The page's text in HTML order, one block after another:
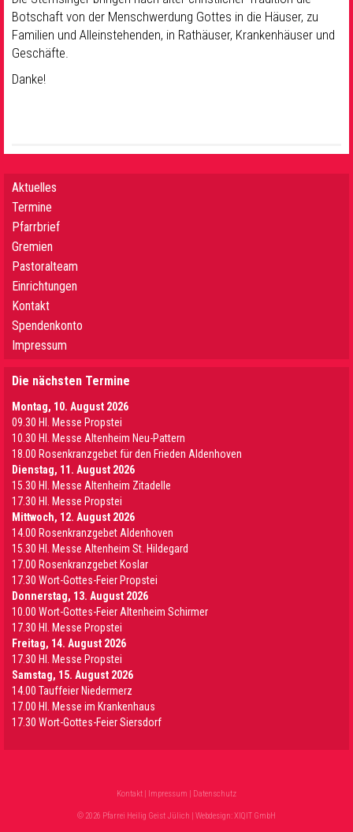
Botschaft von der Menschwerdung Gottes in die Häuser, zu
Familien und Alleinstehenden, in Rathäuser, Krankenhäuser und
Geschäfte.
Danke!
Aktuelles
Termine
Pfarrbrief
Gremien
Pastoralteam
Einrichtungen
Kontakt
Spendenkonto
Impressum
Die nächsten Termine
Montag, 10. August 2026
09.30 Hl. Messe Propstei
10.30 Hl. Messe Altenheim Neu-Pattern
18.00 Rosenkranzgebet für den Frieden Aldenhoven
Dienstag, 11. August 2026
15.30 Hl. Messe Altenheim Zitadelle
17.30 Hl. Messe Propstei
Mittwoch, 12. August 2026
14.00 Rosenkranzgebet Aldenhoven
15.30 Hl. Messe Altenheim St. Hildegard
17.00 Rosenkranzgebet Koslar
17.30 Wort-Gottes-Feier Propstei
Donnerstag, 13. August 2026
10.00 Wort-Gottes-Feier Altenheim Schirmer
17.30 Hl. Messe Propstei
Freitag, 14. August 2026
17.30 Hl. Messe Propstei
Samstag, 15. August 2026
14.00 Tauffeier Niedermerz
17.00 Hl. Messe im Krankenhaus
17.30 Wort-Gottes-Feier Siersdorf
Kontakt | Impressum | Datenschutz
© 2026 Pfarrei Heilig Geist Jülich | Webdesign:XIQIT GmbH